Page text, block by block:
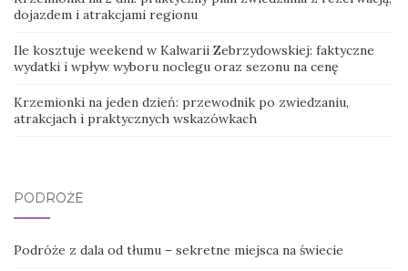
dojazdem i atrakcjami regionu
Ile kosztuje weekend w Kalwarii Zebrzydowskiej: faktyczne
wydatki i wpływ wyboru noclegu oraz sezonu na cenę
Krzemionki na jeden dzień: przewodnik po zwiedzaniu,
atrakcjach i praktycznych wskazówkach
PODRÓŻE
Podróże z dala od tłumu – sekretne miejsca na świecie